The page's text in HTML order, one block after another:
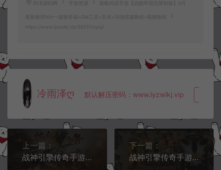
阿泽源码网 手游资源 策略对战手游【战舰帝国无限制版】9月
最新整理Win一键服务端+GM工具+安卓+详细搭建教程+视频教程
https://www.lyzwlkj.vip/38051/syzy/
冷雨泽ღ 默认解压密码：www.lyzwlkj.vip
上一篇：
战神引擎传奇手游【新UI战天下单职业召唤卡版[白猪3]】9月最新整理Win一键服务端+GM授权后台+安卓苹果双端+详细搭建教程+视频教程
下一篇：
战神引擎传奇手游【九天至尊终极小极品第二版[白猪3.1]】9月最新整理Win一键服务端+GM授权后台+安卓苹果双端+详细搭建教程+视频教程